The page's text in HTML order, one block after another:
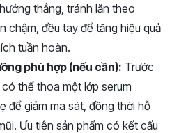
thẳng, tránh lăn theo
chậm, đều tay để tăng hiệu quả
tuần hoàn.
phù hợp (nếu cần): Trước
thể thoa một lớp serum
để giảm ma sát, đồng thời hỗ
Ưu tiên sản phẩm có kết cấu